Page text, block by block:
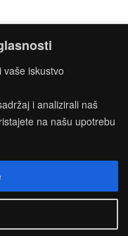
vaše iskustvo
i analizirali naš
na našu upotrebu